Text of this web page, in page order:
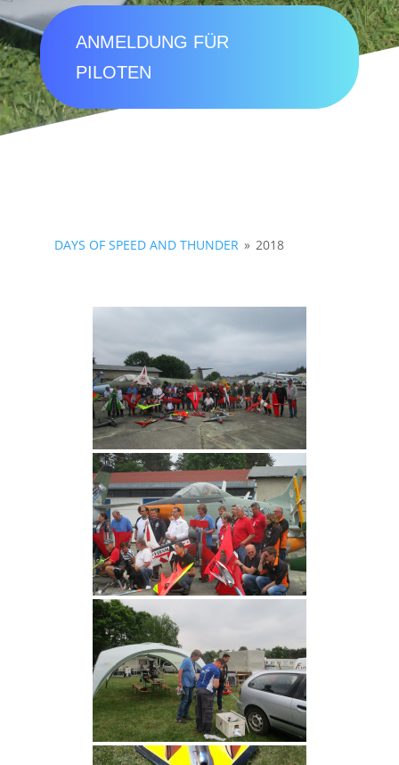
ANMELDUNG FÜR
PILOTEN
DAYS OF SPEED AND THUNDER » 2018